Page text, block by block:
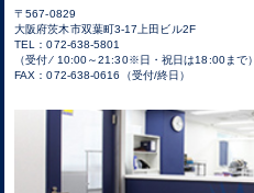
〒567-0829
大阪府茨木市双葉町3-17上田ビル2F
TEL：072-638-5801
（受付 ⁄ 10:00～21:30※日・祝日は18:00まで）
FAX：072-638-0616（受付/終日）